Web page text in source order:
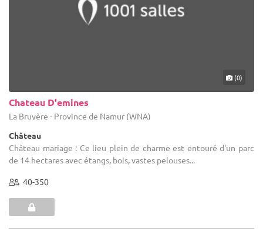
(0)
Chateau D'emines
La Bruyère - Province de Namur (WNA)
Château
Château mariage : Ce lieu plein de charme est entouré d'un parc
de 14 hectares avec étangs, bois, vastes pelouses...
40-350